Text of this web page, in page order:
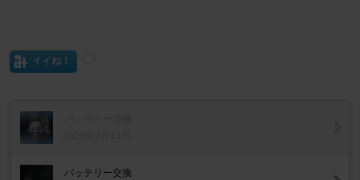
イイね！
バッテリー交換